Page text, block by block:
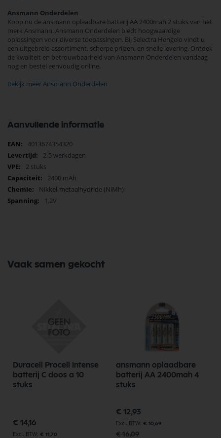
Ansmann Onderdelen
Koop nu de ansmann oplaadbare batterij AA 2400mah 2 stuks van het
merk Ansmann. Ansmann Onderdelen biedt hoogwaardige
oplossingen voor diverse toepassingen. Bij Selectra Hengelo vindt u
een uitgebreid assortiment, scherpe prijzen, en snelle levering. Ontdek
de kwaliteit en betrouwbaarheid van Ansmann Onderdelen vandaag
nog en bestel eenvoudig online.
Bekijk meer Ansmann Onderdelen
Aanvullende informatie
Meer
informatie
4013674354320
2-5 werkdagen
2 stuks
2400 mAh
Nikkel-metaalhydride (NiMh)
1,2V
Vaak samen gekocht
Duracell Procell Intense
batterij C doos a 10
stuks
€ 14,16
€ 11,70
ansmann oplaadbare
batterij AA 2400mah 4
stuks
Speciale
prijs
€ 12,93
€ 10,69
€ 16,09